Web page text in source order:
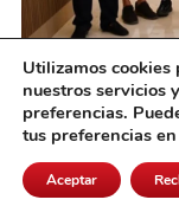
Cedillo
concurso de
plantas»
Utilizamos
nuestros servicios
preferencias.
tus preferencias
Aceptar